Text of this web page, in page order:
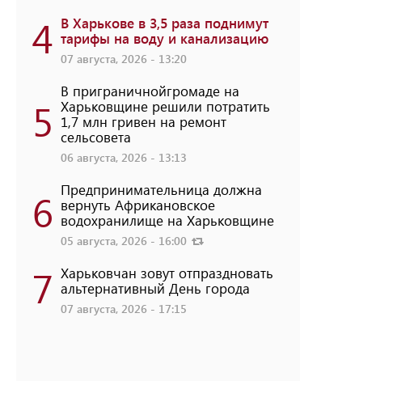
4 В Харькове в 3,5 раза поднимут
тарифы на воду и канализацию
07 августа, 2026 - 13:20
5
В приграничнойгромаде на
Харьковщине решили потратить
1,7 млн ​​гривен на ремонт
сельсовета
06 августа, 2026 - 13:13
6 Предпринимательница должна
вернуть Африкановское
водохранилище на Харьковщине
05 августа, 2026 - 16:00
7 Харьковчан зовут отпраздновать
альтернативный День города
07 августа, 2026 - 17:15